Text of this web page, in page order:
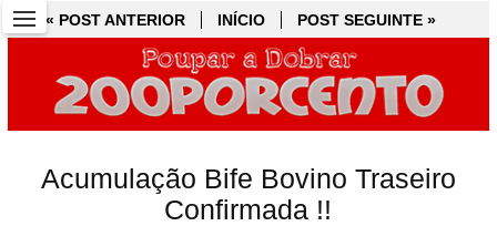
« POST ANTERIOR INÍCIO POST SEGUINTE »
Acumulação Bife Bovino Traseiro
Confirmada !!
« POST ANTERIOR INÍCIO POST SEGUINTE »